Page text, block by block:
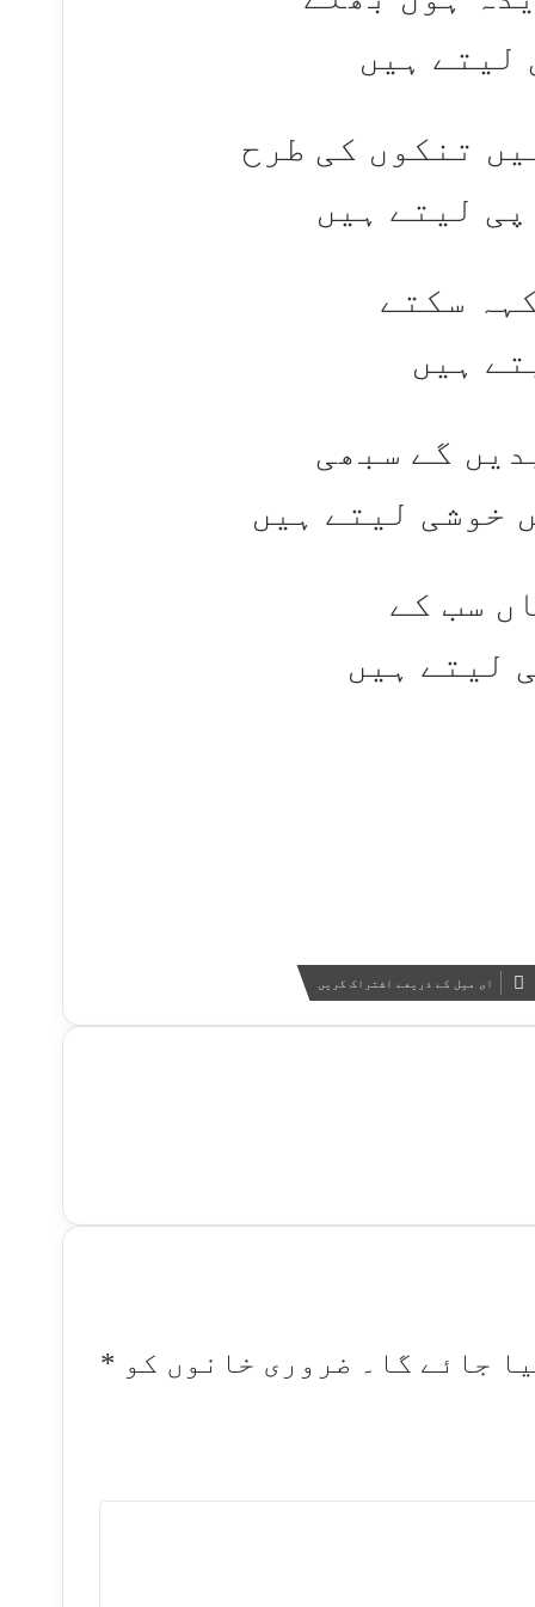
لیتے ہیں
تنکوں کی طرح
لیتے ہیں
سکتے
ہیں
گے سبھی
خوشی لیتے ہیں
سب کے
لیتے ہیں
ای میل کے ذریعے اشتراک کریں
جائے گا۔ ضروری خانوں کو *